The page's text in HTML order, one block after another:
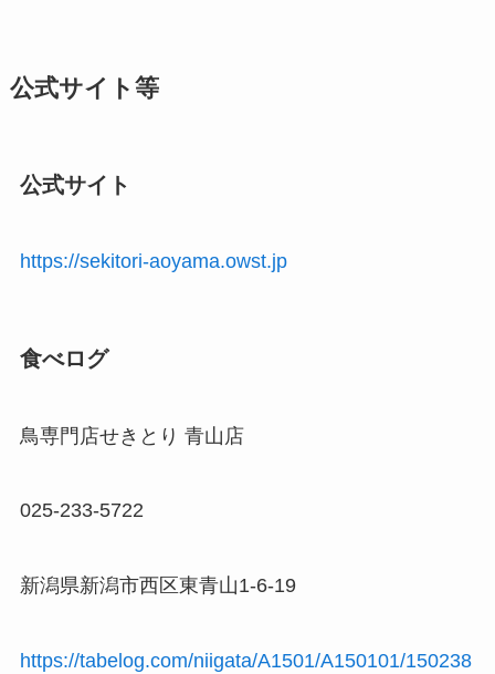
公式サイト等
公式サイト
https://sekitori-aoyama.owst.jp
食べログ
鳥専門店せきとり 青山店
025-233-5722
新潟県新潟市西区東青山1-6-19
https://tabelog.com/niigata/A1501/A150101/150238